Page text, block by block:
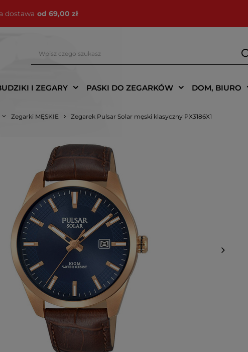
dostawa od 69,00 zł
I ZEGARY PASKI DO ZEGARKÓW DOM, BIURO
Zegarki MĘSKIE Zegarek Pulsar Solar męski klasyczny PX3186X1